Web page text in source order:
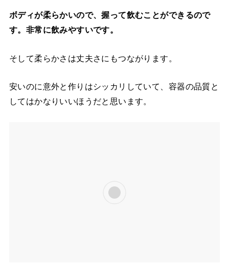
ボディが柔らかいので、握って飲むことができるので
す。非常に飲みやすいです。
そして柔らかさは丈夫さにもつながります。
安いのに意外と作りはシッカリしていて、容器の品質と
してはかなりいいほうだと思います。